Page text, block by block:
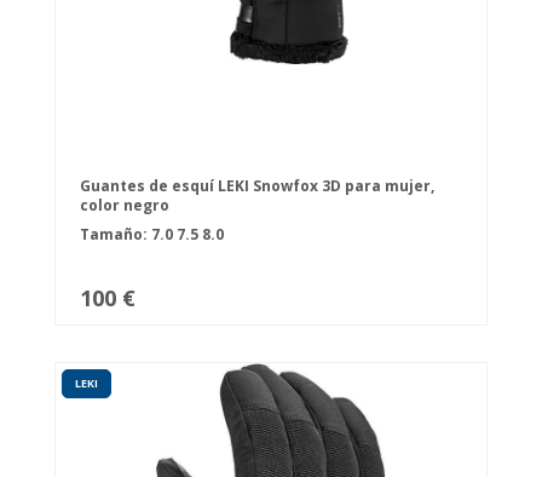
Guantes de esquí LEKI Snowfox 3D para mujer,
color negro
Tamaño: 7.0 7.5 8.0
100 €
LEKI